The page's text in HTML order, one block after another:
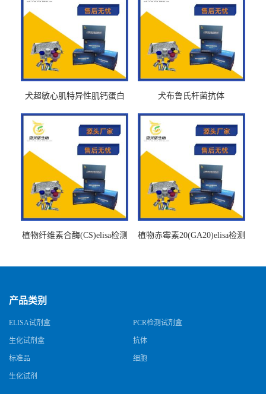
犬超敏心肌特异性肌钙蛋白
犬布鲁氏杆菌抗体
植物纤维素合酶(CS)elisa检测
植物赤霉素20(GA20)elisa检测
产品类别
ELISA试剂盒 PCR检测试剂盒
生化试剂盒 抗体
标准品 细胞
生化试剂